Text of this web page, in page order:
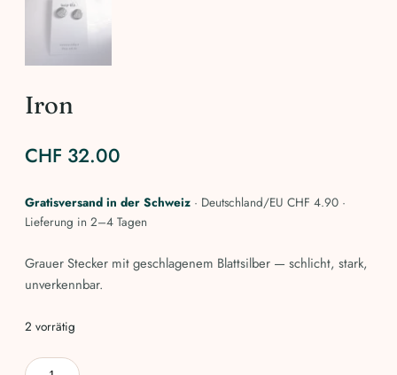
Iron
CHF 32.00
Gratisversand in der Schweiz · Deutschland/EU CHF 4.90 ·
Lieferung in 2–4 Tagen
Grauer Stecker mit geschlagenem Blattsilber — schlicht, stark,
unverkennbar.
2 vorrätig
Iron